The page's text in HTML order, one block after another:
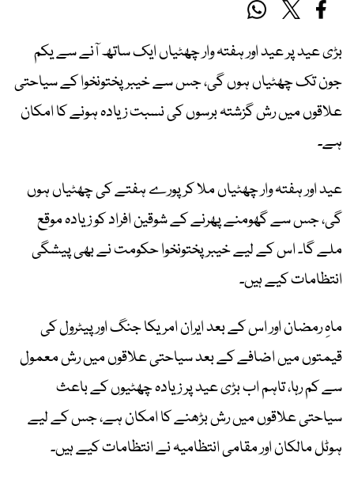
بڑی عید پر عید اور ہفتہ وار چھٹیاں ایک ساتھ آنے سے یکم
جون تک چھٹیاں ہوں گی، جس سے خیبر پختونخوا کے سیاحتی
علاقوں میں رش گزشتہ برسوں کی نسبت زیادہ ہونے کا امکان
ہے۔
عید اور ہفتہ وار چھٹیاں ملا کر پورے ہفتے کی چھٹیاں ہوں
گی، جس سے گھومنے پھرنے کے شوقین افراد کو زیادہ موقع
ملے گا۔ اس کے لیے خیبر پختونخوا حکومت نے بھی پیشگی
انتظامات کیے ہیں۔
ماہِ رمضان اور اس کے بعد ایران امریکا جنگ اور پیٹرول کی
قیمتوں میں اضافے کے بعد سیاحتی علاقوں میں رش معمول
سے کم رہا، تاہم اب بڑی عید پر زیادہ چھٹیوں کے باعث
سیاحتی علاقوں میں رش بڑھنے کا امکان ہے، جس کے لیے
ہوٹل مالکان اور مقامی انتظامیہ نے انتظامات کیے ہیں۔